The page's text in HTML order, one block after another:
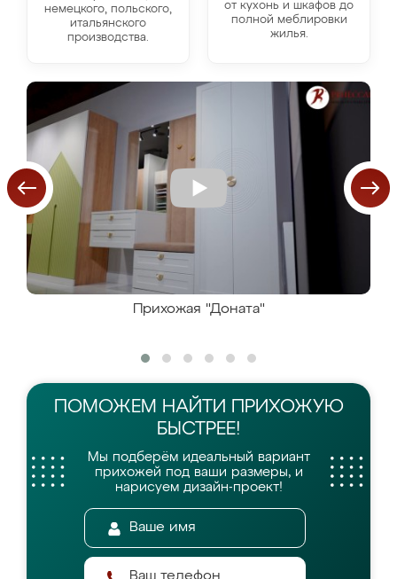
немецкого, польского,
итальянского
производства.
от кухонь и шкафов до
полной меблировки
жилья.
Прихожая "Доната"
ПОМОЖЕМ НАЙТИ
ПРИХОЖУЮ
БЫСТРЕЕ!
Мы подберём идеальный вариант
прихожей под ваши размеры, и
нарисуем дизайн-проект!